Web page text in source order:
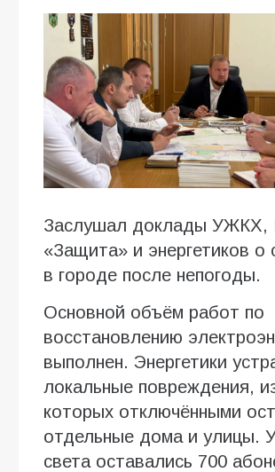
Заслушал доклады
«Защита» и энергетиков о
в городе после непогоды.
Основной объём работ по
восстановлению
выполнен. Энергетики
локальные повреждения,
которых отключёнными
отдельные дома и улицы.
света оставались 700